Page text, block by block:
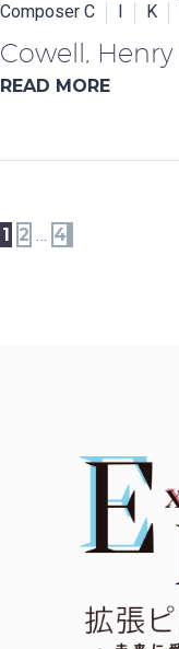
Composer C K
Cowell,
READ MORE
1 2 … 4